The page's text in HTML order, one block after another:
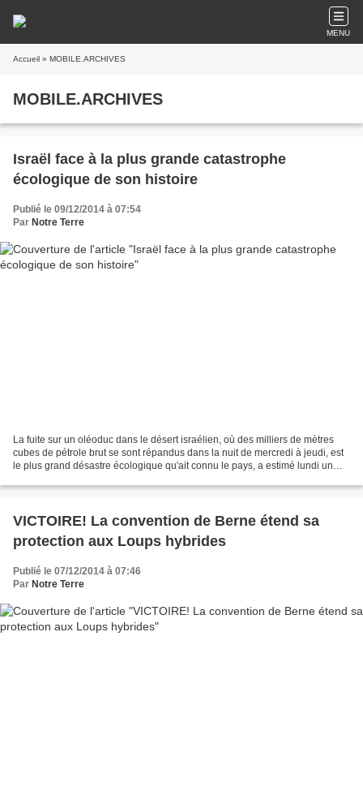
MENU
Accueil » MOBILE.ARCHIVES
MOBILE.ARCHIVES
Israël face à la plus grande catastrophe
écologique de son histoire
Publié le 09/12/2014 à 07:54
Par Notre Terre
La fuite sur un oléoduc dans le désert israélien, où des milliers de mètres
cubes de pétrole brut se sont répandus dans la nuit de mercredi à jeudi, est
le plus grand désastre écologique qu'ait connu le pays, a estimé lundi un
VICTOIRE! La convention de Berne étend sa
protection aux Loups hybrides
Publié le 07/12/2014 à 07:46
Par Notre Terre